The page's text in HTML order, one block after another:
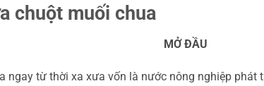
chuột muối chua
MỞ ĐẦU
từ thời xa xưa vốn là nước nông nghiệp phát